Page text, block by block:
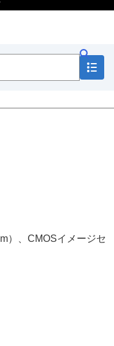
応のオーディオ
トについて
覧
）、CMOSイメージセ